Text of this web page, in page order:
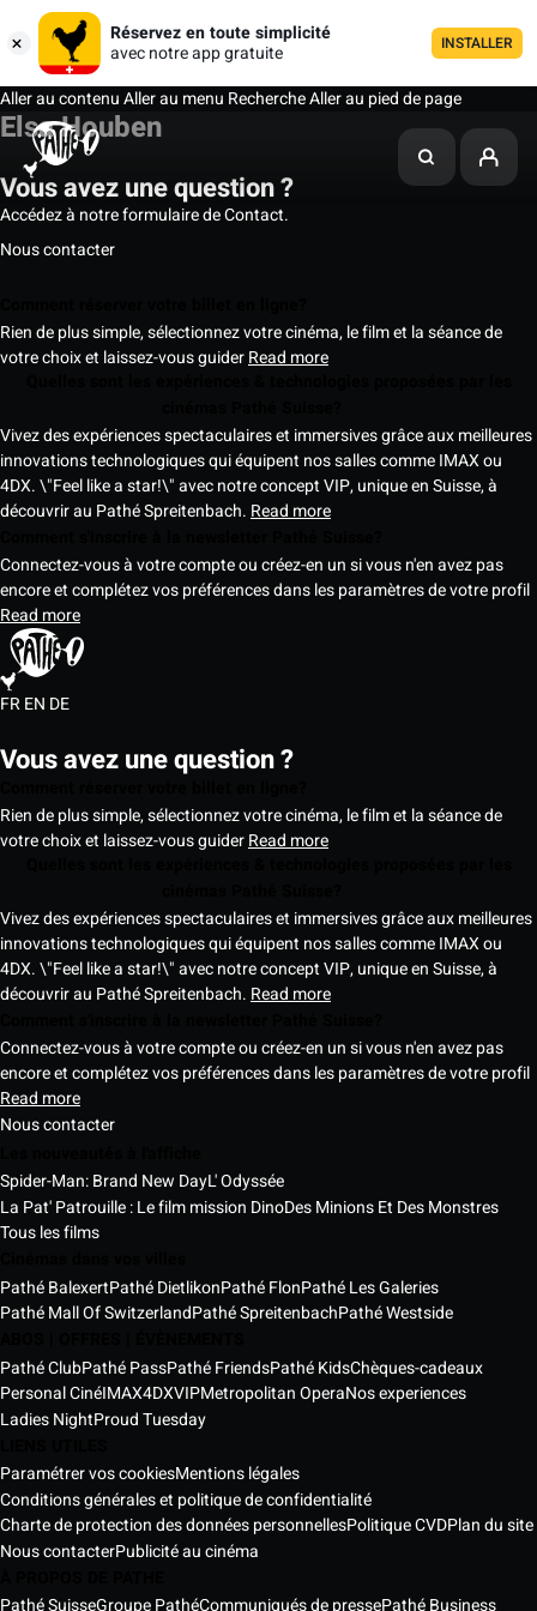
Réservez en toute simplicité
avec notre app gratuite
INSTALLER
Aller au contenuAller au menu RechercheAller au pied de page
Elsa Houben
Vous avez une question ?
Accédez à notre formulaire de Contact.
Nous contacter
Rien de plus simple, sélectionnez votre cinéma, le film et la séance de
votre choix et laissez-vous guiderRead more
Vivez des expériences spectaculaires et immersives grâce aux meilleures
innovations technologiques qui équipent nos salles comme IMAX ou
4DX. \"Feel like a star!\" avec notre concept VIP, unique en Suisse, à
découvrir au Pathé Spreitenbach. Read more
Connectez-vous à votre compte ou créez-en un si vous n'en avez pas
encore et complétez vos préférences dans les paramètres de votre profil
Read more
FREN DE
Vous avez une question ?
Rien de plus simple, sélectionnez votre cinéma, le film et la séance de
votre choix et laissez-vous guiderRead more
Vivez des expériences spectaculaires et immersives grâce aux meilleures
innovations technologiques qui équipent nos salles comme IMAX ou
4DX. \"Feel like a star!\" avec notre concept VIP, unique en Suisse, à
découvrir au Pathé Spreitenbach. Read more
Connectez-vous à votre compte ou créez-en un si vous n'en avez pas
encore et complétez vos préférences dans les paramètres de votre profil
Read more
Nous contacter
Spider-Man: Brand New DayL' Odyssée
La Pat' Patrouille : Le film mission DinoDes Minions Et Des Monstres
Tous les films
Pathé BalexertPathé DietlikonPathé FlonPathé Les Galeries
Pathé Mall Of SwitzerlandPathé SpreitenbachPathé Westside
Pathé ClubPathé PassPathé FriendsPathé KidsChèques-cadeaux
Personal CinéIMAX4DXVIPMetropolitan OperaNos experiences
Ladies NightProud Tuesday
Paramétrer vos cookiesMentions légales
Conditions générales et politique de confidentialité
Charte de protection des données personnellesPolitique CVDPlan du site
Nous contacterPublicité au cinéma
Pathé SuisseGroupe PathéCommuniqués de pressePathé Business